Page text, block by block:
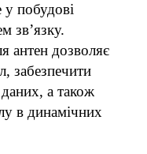
побудові
зв’язку.
антен дозволяє
забезпечити
а також
в динамічних